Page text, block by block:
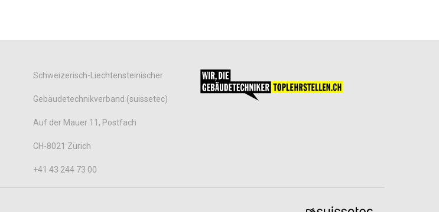
Schweizerisch-Liechtensteinischer
Gebäudetechnikverband (suissetec)
Auf der Mauer 11, Postfach
CH-8021 Zürich
+41 43 244 73 00